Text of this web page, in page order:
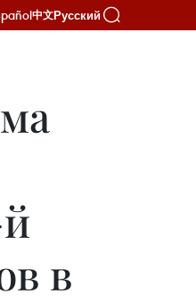
中文Русский
в